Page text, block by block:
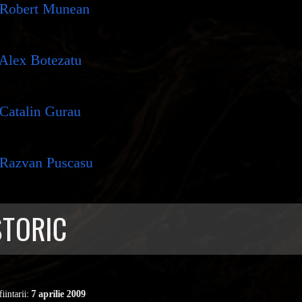
Robert Munean
Botezatu
Catalin Gurau
Razvan Puscasu
7 aprilie 2009